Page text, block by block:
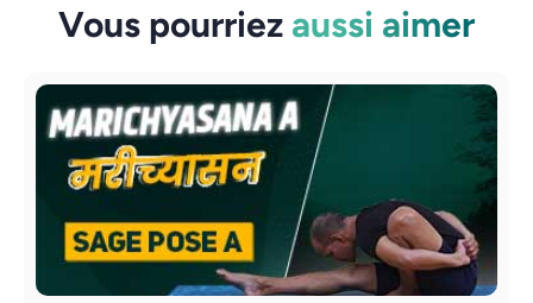
Vous pourriez aussi aimer